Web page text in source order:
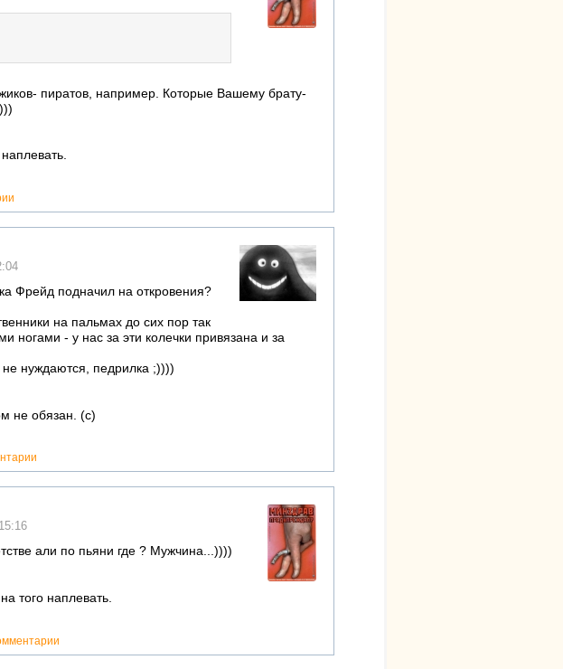
пиратов, например. Которые Вашему брату-
Фрейд подначил на откровения?
на пальмах до сих пор так
ногами - у нас за эти колечки привязана и за
нуждаются, педрилка ;))))
не обязан. (с)
али по пьяни где ? Мужчина...))))
того наплевать.